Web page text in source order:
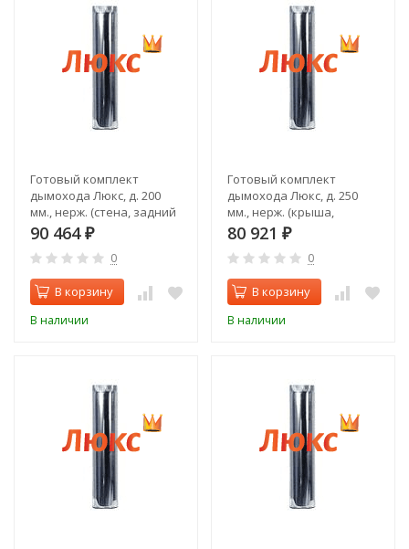
Готовый комплект
дымохода Люкс, д. 200
мм., нерж. (стена, задний
выход)
90 464 ₽
0
В корзину
В наличии
Готовый комплект
дымохода Люкс, д. 250
мм., нерж. (крыша,
верхний выход)
80 921 ₽
0
В корзину
В наличии